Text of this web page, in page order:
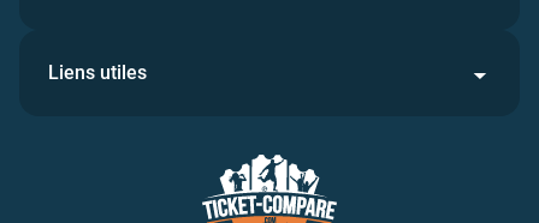
Liens utiles